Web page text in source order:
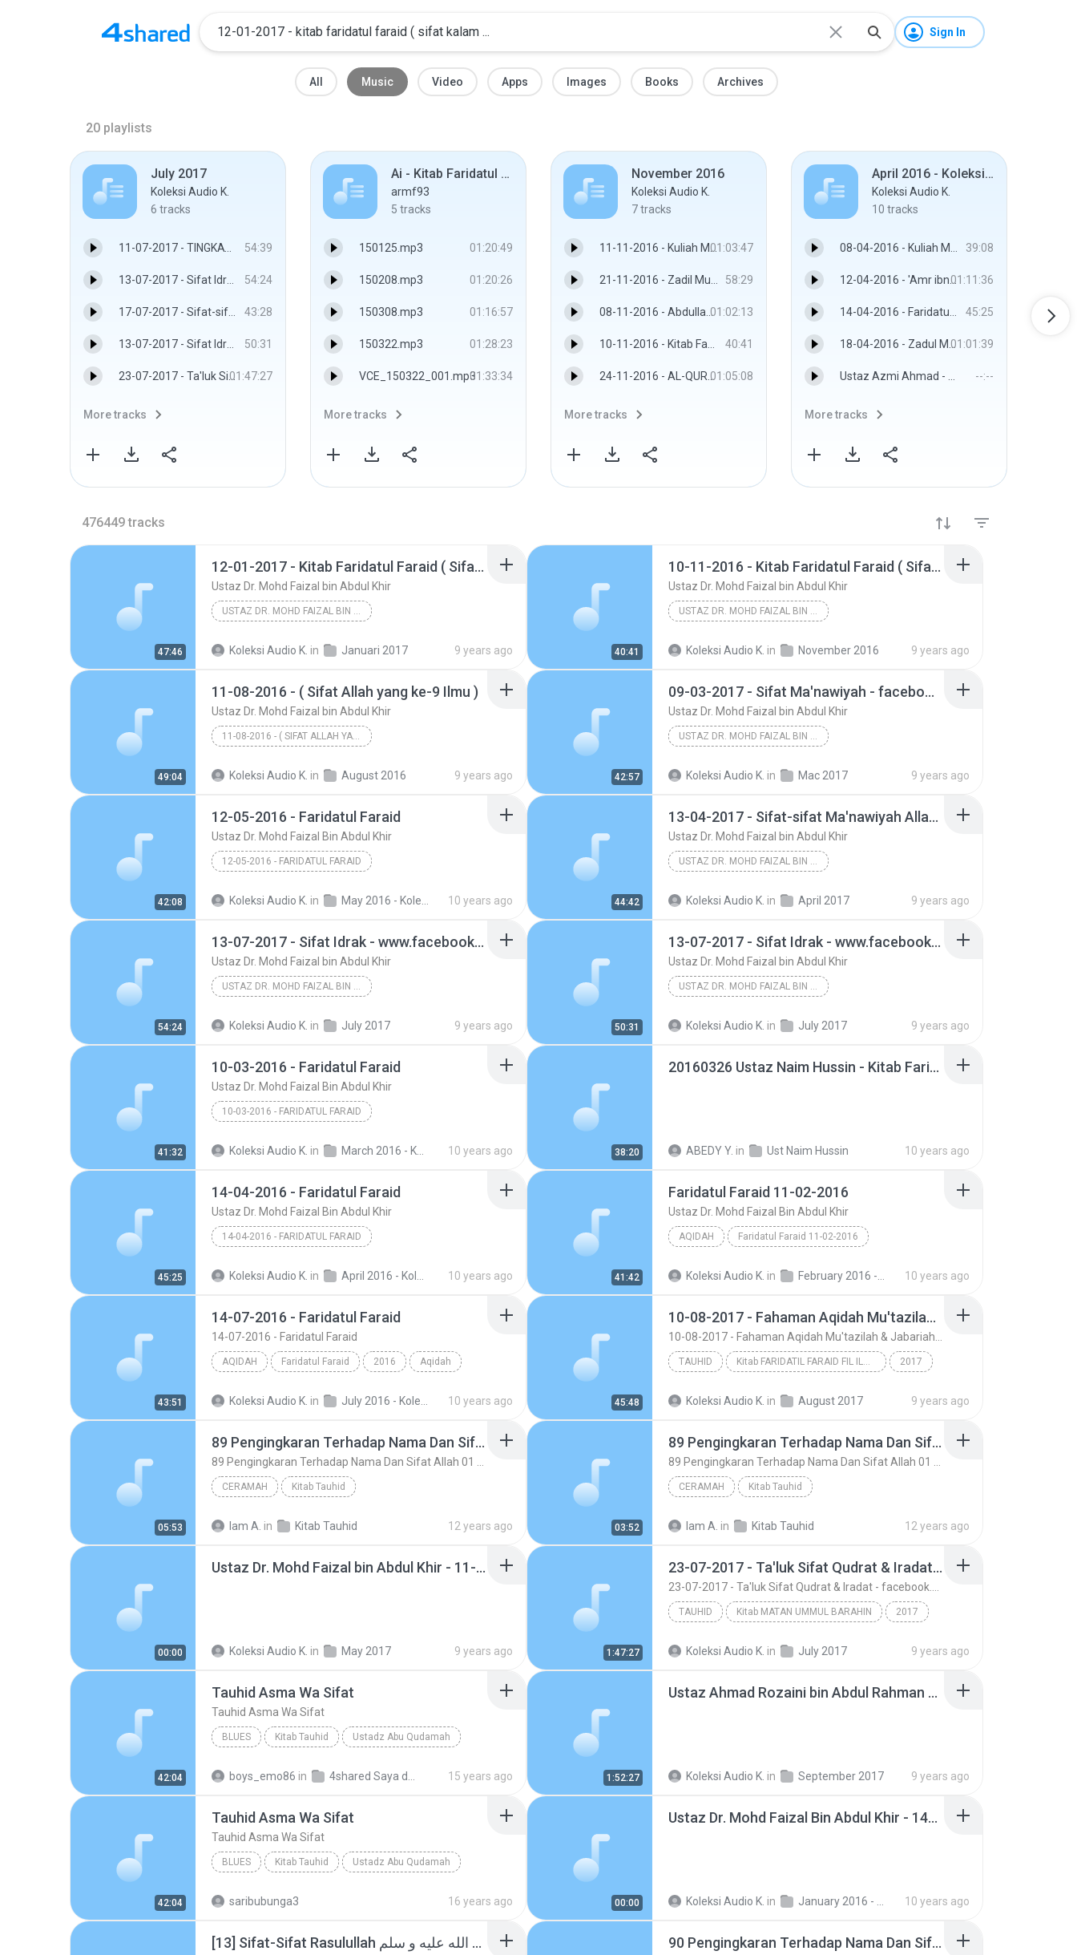
Sign In
All Music Video Apps Images Books Archives
20 playlists
July 2017
Koleksi Audio K.
6 tracks
11-07-2017 - TINGKATAN PARA SAHABAT - www.facebook.com/jadualkuliyyah - USTAZ MUHAMMAD FAWWAZ BIN MOHAMAD JAN 54:39
13-07-2017 - Sifat Idrak - www.facebook.com/jadualkuliyyah - Ustaz Dr. Mohd Faizal bin Abdul Khir 54:24
17-07-2017 - Sifat-sifat yang mustahil dan harus bagi Rasul & Beriman dengan hari kemudian - www.facebook.com/jadualkuliyyah - Ust Hj. Mutalib bin Maaruf 43:28
13-07-2017 - Sifat Idrak - www.facebook.com/jadualkuliyyah - Ustaz Dr. Mohd Faizal bin Abdul Khir 50:31
23-07-2017 - Ta'luk Sifat Qudrat & Iradat - facebook.com/jadualkuliyyah - Ustaz Ahmad Rozaini bin Abd. Rahman01:47:27
More tracks
Ai - Kitab Faridatul Faraid ( Masjid Amaniah Gombak )
armf93
5 tracks
150125.mp3 01:20:49
150208.mp3 01:20:26
150308.mp3 01:16:57
150322.mp3 01:28:23
VCE_150322_001.mp301:33:34
More tracks
November 2016
Koleksi Audio K.
7tracks
11-11-2016 - Kuliah Maghrib facebook.com/jadualkuliyyah - Ustaz Hj. Subri Bin Hj. Md. Arshad01:03:47
21-11-2016 - Zadil Muta'allim ( Bekalan Pelajar ) - Bab Tauhid Sifat 20 facebook.com/jadualkuliyyah.com - Ust Hj. Mutalib bin Maaruf 58:29
08-11-2016 - Abdullah ibn Mas'ud ( part 2 ) facebook.com/jadualkuliyyah - Ustaz Fawwaz bin Md. Jan 01:02:13
10-11-2016 - Kitab Faridatul Faraid ( Sifat Allah Sama', Basor & Kalam ) - Ustaz Dr. Mohd Faizal bin Abdul Khir 40:41
24-11-2016 - AL-QURAN SEBAGAI HIDAYAH SAINTIFIK - Ust. Dr. Jazmi Md. Isa 01:05:08
More tracks
April 2016 - Koleksi Audio Majlis Ilmu Masjid Ridzwaniah Kuala Kangsar Perak
Koleksi Audio K.
10 tracks
08-04-2016 - Kuliah Maghrib Malam Bulan Rejab - Pilihan Umum - Ustaz Hj. Subri Bin Hj. Md. Arshad 39:08
12-04-2016 - 'Amr ibn al-'As - Ustaz Fawwaz bin Md Jan01:11:36
14-04-2016 - Faridatul Faraid - Ustaz Dr. Mohd Faizal Bin Abdul Khir 45:25
18-04-2016 - Zadul Muta'allim ( Bekalan Pelajar ) - Ustaz Hj. Mutalib bin Maaruf 01:01:39
Ustaz Azmi Ahmad - 22-04-2016- Asmaul Husna Kenali 99 Nama Allah - Masjid DiRaja Ubudiah, Bukit Chandan, Kuala Kangsar, Perak.m4a --:--
More tracks
476449 tracks
47:46
12-01-2017 - Kitab Faridatul Faraid ( Sifat Kalam Allah )
Ustaz Dr. Mohd Faizal bin Abdul Khir
USTAZ DR. MOHD FAIZAL BIN ABDUL KHIR
Koleksi Audio K. in Januari 2017 9 years ago 40:41
10-11-2016 - Kitab Faridatul Faraid ( Sifat Allah Sama', Basor & Kalam )
Ustaz Dr. Mohd Faizal bin Abdul Khir
USTAZ DR. MOHD FAIZAL BIN ABDUL KHIR
Koleksi Audio K. in November 2016 9 years ago
49:04
11-08-2016 - ( Sifat Allah yang ke-9 Ilmu )
Ustaz Dr. Mohd Faizal bin Abdul Khir
11-08-2016 - ( SIFAT ALLAH YANG KE-9 ILMU )
Koleksi Audio K. in August 2016 9 years ago 42:57
09-03-2017 - Sifat Ma'nawiyah - facebook.com/jadualkuliyyah
Ustaz Dr. Mohd Faizal bin Abdul Khir
USTAZ DR. MOHD FAIZAL BIN ABDUL KHIR
Koleksi Audio K. in Mac 2017 9 years ago
42:08
12-05-2016 - Faridatul Faraid
Ustaz Dr. Mohd Faizal Bin Abdul Khir
12-05-2016 - FARIDATUL FARAID
Koleksi Audio K. in May 2016 - Koleksi Audio Majlis Ilmu Masjid Ridzwaniah Kuala Kangsar Perak 10 years ago 44:42
13-04-2017 - Sifat-sifat Ma'nawiyah Allah S.W.T. - www.facebook.com/jadualkuliyyah
Ustaz Dr. Mohd Faizal bin Abdul Khir
USTAZ DR. MOHD FAIZAL BIN ABDUL KHIR
Koleksi Audio K. in April 2017 9 years ago
54:24
13-07-2017 - Sifat Idrak - www.facebook.com/jadualkuliyyah
Ustaz Dr. Mohd Faizal bin Abdul Khir
USTAZ DR. MOHD FAIZAL BIN ABDUL KHIR
Koleksi Audio K. in July 2017 9 years ago 50:31
13-07-2017 - Sifat Idrak - www.facebook.com/jadualkuliyyah
Ustaz Dr. Mohd Faizal bin Abdul Khir
USTAZ DR. MOHD FAIZAL BIN ABDUL KHIR
Koleksi Audio K. in July 2017 9 years ago
41:32
10-03-2016 - Faridatul Faraid
Ustaz Dr. Mohd Faizal Bin Abdul Khir
10-03-2016 - FARIDATUL FARAID
Koleksi Audio K. in March 2016 - Koleksi Audio Majlis Ilmu Masjid Ridzwaniah Kuala Kangsar Perak 10 years ago 38:20
20160326 Ustaz Naim Hussin - Kitab Faridatul Faraid.mp3
ABEDY Y. in Ust Naim Hussin 10 years ago
45:25
14-04-2016 - Faridatul Faraid
Ustaz Dr. Mohd Faizal Bin Abdul Khir
14-04-2016 - FARIDATUL FARAID
Koleksi Audio K. in April 2016 - Koleksi Audio Majlis Ilmu Masjid Ridzwaniah Kuala Kangsar Perak 10 years ago 41:42
Faridatul Faraid 11-02-2016
Ustaz Dr. Mohd Faizal Bin Abdul Khir
AQIDAH Faridatul Faraid 11-02-2016
Koleksi Audio K. in February 2016 - Koleksi Audio Majlis Ilmu Masjid Ridzwaniah Kuala Kangsar Perak 10 years ago
43:51
14-07-2016 - Faridatul Faraid
14-07-2016 - Faridatul Faraid
AQIDAH Faridatul Faraid 2016 Aqidah
Koleksi Audio K. in 10 years ago 45:48
10-08-2017 - Fahaman Aqidah Mu'tazilah & Jabariah - www.facebook.com/jadualkuliyyah
TAUHID Kitab FARIDATIL FARAID FIL ILMIL 'AQAID 2017
Koleksi Audio K. in August 2017 9 years ago
05:53
89 Pengingkaran Terhadap Nama Dan Sifat Allah 01 (Materi)
CERAMAH Kitab Tauhid
Iam A. in Kitab Tauhid 12 years ago 03:52
89 Pengingkaran Terhadap Nama Dan Sifat Allah 01 (Tanya Jawab)
CERAMAH Kitab Tauhid
Iam A. in Kitab Tauhid 12 years ago
00:00
Ustaz Dr. Mohd Faizal bin Abdul Khir - 11-05-2017 - Kitab FARIDATIL FARAID FIL ILMIL 'AQAID ( Sifat Idrak & Sifat Takwin. Salah faham di dalam pengajian Hadith ) - Masjid Ridzwaniah, Kuala Kangsar, Perak.m4a
Koleksi Audio K. in May 2017 9 years ago 1:47:27
23-07-2017 - Ta'luk Sifat Qudrat & Iradat - facebook.com/jadualkuliyyah
TAUHID Kitab MATAN UMMUL BARAHIN 2017
Koleksi Audio K. in July 2017 9 years ago
42:04
Tauhid Asma Wa Sifat
Tauhid Asma Wa Sifat
BLUES Kitab Tauhid Ustadz Abu Qudamah
boys_emo86 in 15 years ago 1:52:27
Ustaz Ahmad Rozaini bin Abdul Rahman - 24-09-2017 - TA'LUK SIFAT ILMU, HAYAT, SAMA', BASOR & KALAM - Kitab MATAN UMMUL BARAHIN - Kuliah Maghrib - Masjid Ubudiah, Bukit Chandan, Kuala Kangsar, Perak.m4a
Koleksi Audio K. in September 2017 9 years ago
42:04
Tauhid Asma Wa Sifat
Tauhid Asma Wa Sifat
BLUES Kitab Tauhid Ustadz Abu Qudamah
saribubunga3 16 years ago 00:00
Ustaz Dr. Mohd Faizal Bin Abdul Khir - 14-01-2016 - Faridatul Faraid - Aqidah - Masjid Ridzwaniah Kuala Kangsar Perak.m4a
Koleksi Audio K. in 10 years ago
[13] Sifat-Sifat Rasulullah صلى الله عليه و سلم 90 Pengingkaran Terhadap Nama Dan Sifat Allah 02 (Materi)